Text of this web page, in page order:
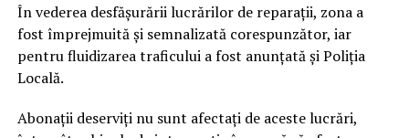
În vederea desfășurării lucrărilor de reparații, zona a
fost împrejmuită și semnalizată corespunzător, iar
pentru fluidizarea traficului a fost anunțată și Poliția
Locală.
Abonaţii deserviţi nu sunt afectaţi de aceste lucrări,